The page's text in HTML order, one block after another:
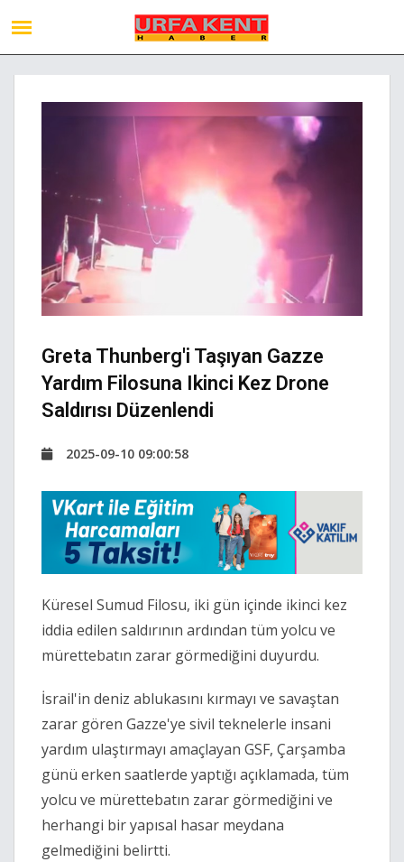
Greta Thunberg'i Taşıyan Gazze
Yardım Filosuna Ikinci Kez Drone
Saldırısı Düzenlendi
2025-09-10 09:00:58
Küresel Sumud Filosu, iki gün içinde ikinci kez
iddia edilen saldırının ardından tüm yolcu ve
mürettebatın zarar görmediğini duyurdu.
İsrail'in deniz ablukasını kırmayı ve savaştan
zarar gören Gazze'ye sivil teknelerle insani
yardım ulaştırmayı amaçlayan GSF, Çarşamba
günü erken saatlerde yaptığı açıklamada, tüm
yolcu ve mürettebatın zarar görmediğini ve
herhangi bir yapısal hasar meydana
gelmediğini belirtti.